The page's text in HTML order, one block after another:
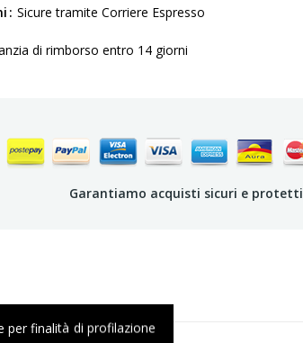
Sicure tramite Corriere Espresso
di rimborso entro 14 giorni
Garantiamo acquisti sicuri e protetti
per finalità di profilazione